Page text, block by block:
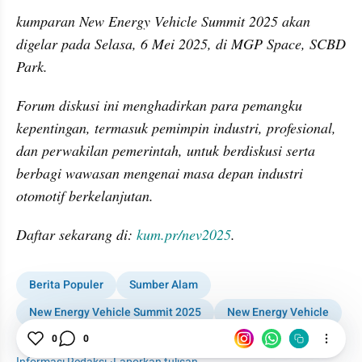
kumparan New Energy Vehicle Summit 2025 akan
digelar pada Selasa, 6 Mei 2025, di MGP Space, SCBD
Park.
Forum diskusi ini menghadirkan para pemangku
kepentingan, termasuk pemimpin industri, profesional,
dan perwakilan pemerintah, untuk berdiskusi serta
berbagi wawasan mengenai masa depan industri
otomotif berkelanjutan.
Daftar sekarang di: kum.pr/nev2025.
Berita Populer
Sumber Alam
New Energy Vehicle Summit 2025
New Energy Vehicle
Otomotif
0 0